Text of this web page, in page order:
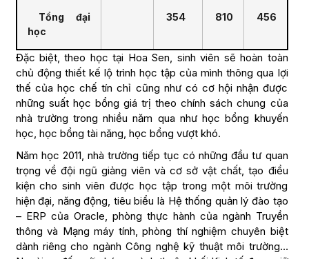
Tổng đại
học
354 810 456
Đặc biệt, theo học tại Hoa Sen, sinh viên sẽ hoàn toàn
chủ động thiết kế lộ trình học tập của mình thông qua lợi
thế của học chế tín chỉ cũng như có cơ hội nhận được
những suất học bổng giá trị theo chính sách chung của
nhà trường trong nhiều năm qua như học bổng khuyến
học, học bổng tài năng, học bổng vượt khó.
Năm học 2011, nhà trường tiếp tục có những đầu tư quan
trọng về đội ngũ giảng viên và cơ sở vật chất, tạo điều
kiện cho sinh viên được học tập trong một môi trường
hiện đại, năng động, tiêu biểu là Hệ thống quản lý đào tạo
– ERP của Oracle, phòng thực hành của ngành Truyền
thông và Mạng máy tính, phòng thí nghiệm chuyên biệt
dành riêng cho ngành Công nghệ kỹ thuật môi trường…